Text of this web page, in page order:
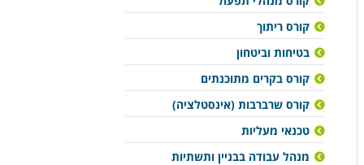
קורס ריתוך
בטיחות וביטחון
קורס בקרים מתוכנתים
קורס שרברבות (אינסטלציה)
טכנאי מעליות
מנהל עבודה בבניין ותשתיות